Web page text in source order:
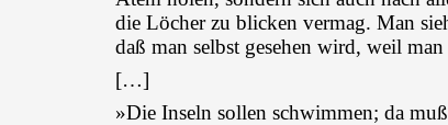
die Löcher zu blicken vermag. Man
daß man selbst gesehen wird, weil man
[…]
»Die Inseln sollen schwimmen; da